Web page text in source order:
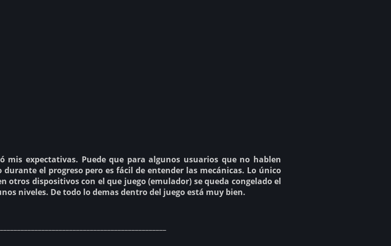
mis expectativas. Puede que para algunos usuarios que no hablen
el progreso pero es fácil de entender las mecánicas. Lo único
otros dispositivos con el que juego (emulador) se queda congelado el
niveles. De todo lo demas dentro del juego está muy bien.